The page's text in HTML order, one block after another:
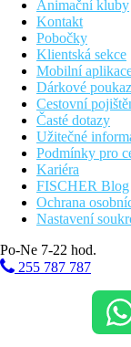
Animační kluby
Kontakt
Pobočky
Klientská sekce
Mobilní
Dárkové
Cestovní
Časté dotazy
Užitečné
Podmínky pro
Kariéra
FISCHER Blog
Ochrana
Nastavení
Po-Ne 7-22 hod.
255 787 787